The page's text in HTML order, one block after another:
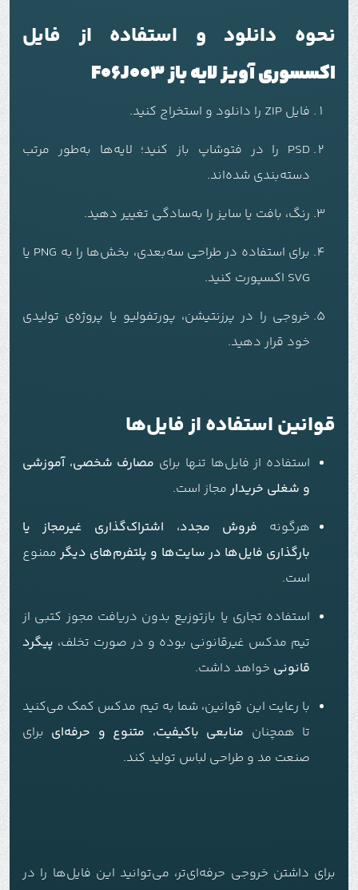
نحوه دانلود و استفاده از فایل
اکسسوری آویز لایه باز F06J003
فایل ZIP را دانلود و استخراج کنید.
PSD را در فتوشاپ باز کنید؛ لایه‌ها به‌طور مرتب
دسته‌بندی شده‌اند.
رنگ، بافت یا سایز را به‌سادگی تغییر دهید.
برای استفاده در طراحی سه‌بعدی، بخش‌ها را به PNG یا
SVG اکسپورت کنید.
خروجی را در پرزنتیشن، پورتفولیو یا پروژه‌ی تولیدی
خود قرار دهید.
قوانین استفاده از فایل‌ها
استفاده از فایل‌ها تنها برای مصارف شخصی، آموزشی
و شغلی خریدار مجاز است.
هرگونه فروش مجدد، اشتراک‌گذاری غیرمجاز یا
بارگذاری فایل‌ها در سایت‌ها و پلتفرم‌های دیگرممنوع
است.
استفاده تجاری یا بازتوزیع بدون دریافت مجوز کتبی از
تیم مدکس غیرقانونی بوده و در صورت تخلف، پیگرد
قانونی خواهد داشت.
با رعایت این قوانین، شما به تیم مدکس کمک می‌کنید
تا همچنان منابعی باکیفیت، متنوع و حرفه‌ای برای
صنعت مد و طراحی لباس تولید کند.
برای داشتن خروجی حرفه‌ای‌تر، می‌توانید این فایل‌ها را در